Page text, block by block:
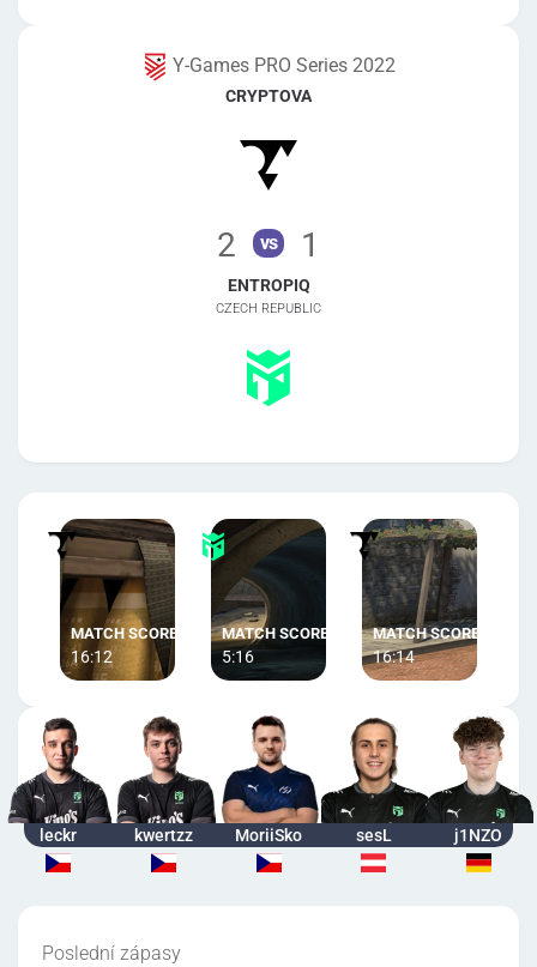
Y-Games PRO Series 2022
CRYPTOVA
2 vs 1
ENTROPIQ
CZECH REPUBLIC
16:12 5:16 16:14
leckr kwertzz MoriiSko sesL j1NZO
Poslední zápasy